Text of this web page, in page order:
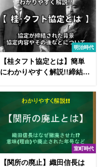
明治時代
【桂タフト協定とは】簡単
にわかりやすく解説!!締結の
室町時代
【関所の廃止】織田信長は